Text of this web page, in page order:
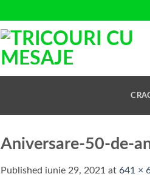
Aniversare-50-de-
Published iunie 29, 2021 at 641 ×